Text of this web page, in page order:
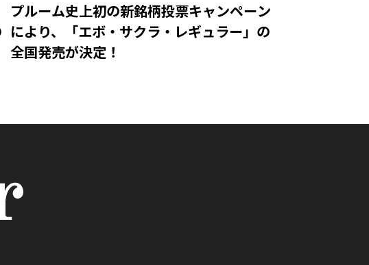
プルーム史上初の新銘柄投票キャンペーン
により、「エボ・サクラ・レギュラー」の
全国発売が決定！